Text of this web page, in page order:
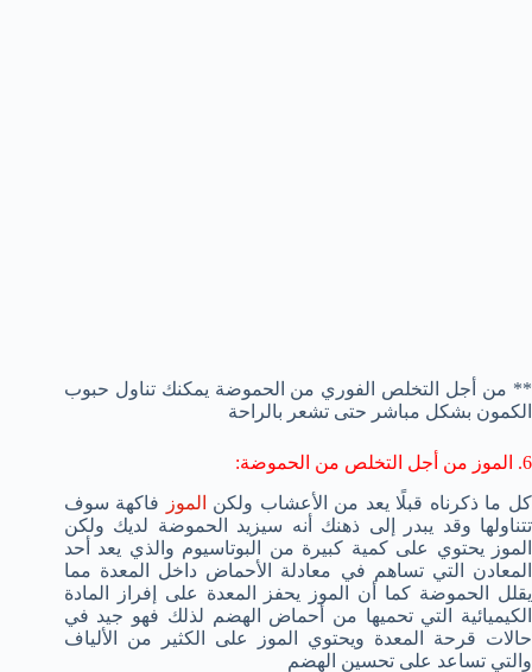
** من أجل التخلص الفوري من الحموضة يمكنك تناول حبوب
الكمون بشكل مباشر حتى تشعر بالراحة
6. الموز من أجل التخلص من الحموضة:
كل ما ذكرناه قبلًا يعد من الأعشاب ولكن
الموز
فاكهة سوف
تتناولها وقد يبدر إلى ذهنك أنه سيزيد الحموضة لديك ولكن
الموز يحتوي على كمية كبيرة من البوتاسيوم والذي يعد أحد
المعادن التي تساهم في معادلة الأحماض داخل المعدة مما
يقلل الحموضة كما أن الموز يحفز المعدة على إفراز المادة
الكيميائية التي تحميها من أحماض الهضم لذلك فهو جيد في
حالات قرحة المعدة ويحتوي الموز على الكثير من الألياف
والتي تساعد على تحسين الهضم